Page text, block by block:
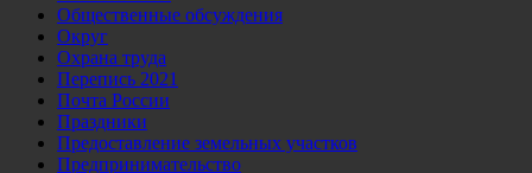
Общественные обсуждения
Округ
Охрана труда
Перепись 2021
Почта России
Праздники
Предоставление земельных участков
Предпринимательство